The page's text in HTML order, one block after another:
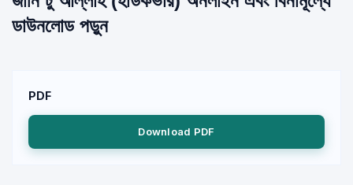
ডাউনলোড পড়ুন
PDF
Download PDF